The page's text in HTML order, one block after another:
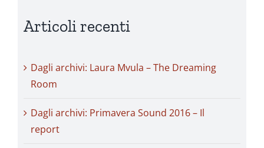
Articoli recenti
Dagli archivi: Laura Mvula – The Dreaming
Room
Dagli archivi: Primavera Sound 2016 – Il
report